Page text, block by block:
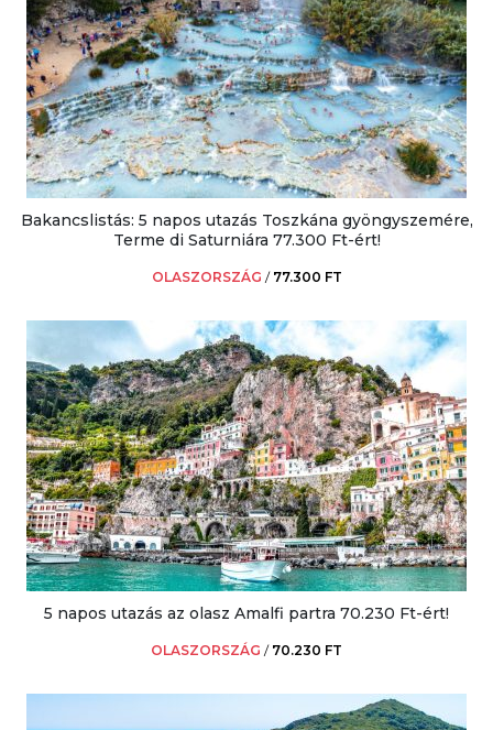
Bakancslistás: 5 napos utazás Toszkána gyöngyszemére,
Terme di Saturniára 77.300 Ft-ért!
OLASZORSZÁG / 77.300 FT
5 napos utazás az olasz Amalfi partra 70.230 Ft-ért!
OLASZORSZÁG / 70.230 FT